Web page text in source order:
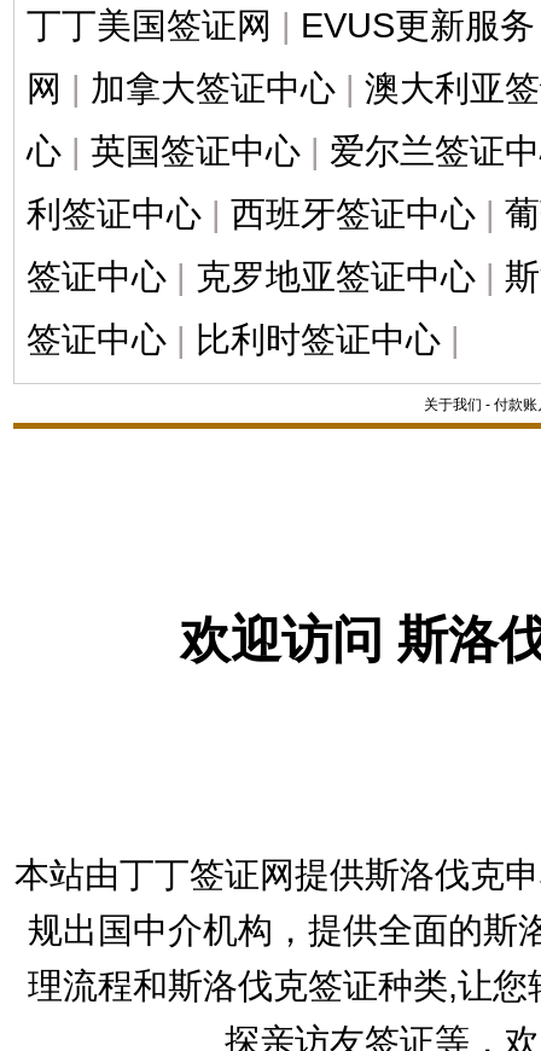
丁丁美国签证网 | EVUS更新服务
网 | 加拿大签证中心 | 澳大利亚
心 | 英国签证中心 | 爱尔兰签证
利签证中心 | 西班牙签证中心 |
签证中心 | 克罗地亚签证中心 |
签证中心 | 比利时签证中心 |
关于我们 - 付款账
欢迎访问 斯洛
本站由丁丁签证网提供斯洛伐克
规出国中介机构，提供全面的斯
理流程和斯洛伐克签证种类,让
探亲访友签证等，